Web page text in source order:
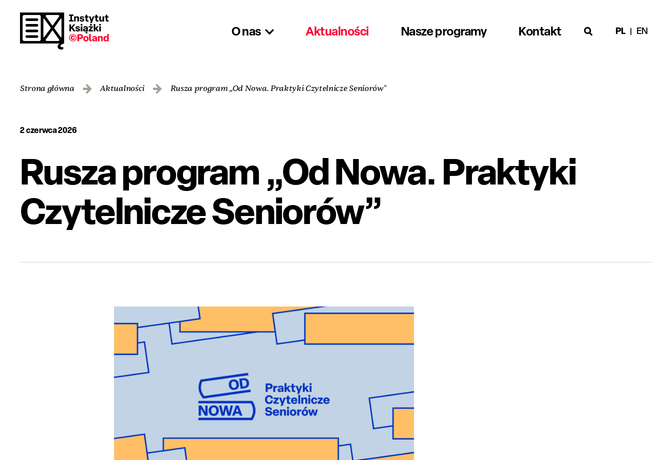
O nas Aktualności Nasze programy Kontakt PL EN
Strona główna Aktualności Rusza program „Od Nowa. Praktyki Czytelnicze Seniorów”
2 czerwca 2026
Rusza program „Od Nowa. Praktyki
Czytelnicze Seniorów”